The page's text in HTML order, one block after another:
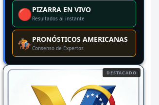
🔴PIZARRA EN VIVO
Resultados al instante
🏇PRONÓSTICOS AMERICANAS
Consenso de Expertos
DESTACADO